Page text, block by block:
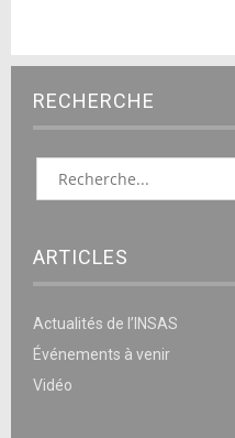
RECHERCHE
ARTICLES
Actualités de l’INSAS
Événements à venir
Vidéo